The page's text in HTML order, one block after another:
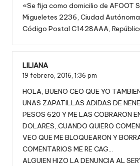
«Se fija como domicilio de AFOOT
Migueletes 2236, Ciudad
Código Postal C1428AAA,
LILIANA
19 febrero, 2016, 1:36 pm
HOLA, BUENO CEO QUE YO
UNAS ZAPATILLAS ADIDAS DE
PESOS 620 Y ME LAS COBRARON
DOLARES,.CUANDO QUIERO
VEO QUE ME BLOQUEARON Y
COMENTARIOS ME RE CAG…
ALGUIEN HIZO LA DENUNCIA AL